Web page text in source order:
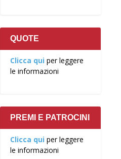
QUOTE
Clicca qui per leggere
le informazioni
PREMI E PATROCINI
Clicca qui per leggere
le informazioni